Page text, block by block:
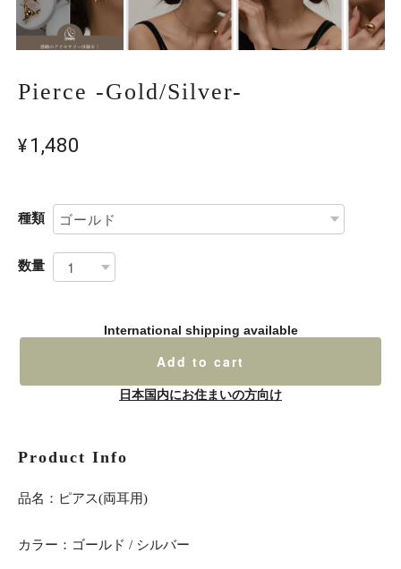
Pierce -Gold/Silver-
¥1,480
種類
数量
International shipping available
Add to cart
日本国内にお住まいの方向け
Product Info
品名：ピアス(両耳用)
カラー：ゴールド / シルバー